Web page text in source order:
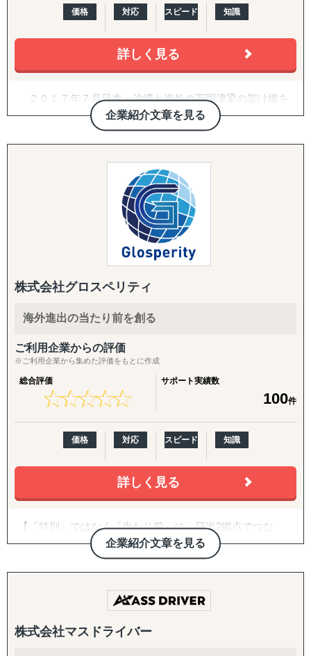
ジア・インドネシア・フィリピン・ラオス
↳ アジア（中華系）：日本・香港・シンガポール・台湾・
韓国
↳ アジア（中東ほか）：ドバイ・サウジアラビア・イン
ド・バングラデシュ・モンゴル
※サポート内容により、対応の可否や得意・不得意な分野
があります。
------------------------------------
◆以下はこれまで当社で実績が多く、特にニーズの高い支
『LocaBrain（ロカブレイン）｜海外進出 現地顧問サービ
↳ AIが出した"答えっぽいもの"を、現地のリアルで答え合
↳ 海外事業を貴社の海外事業担当者として伴走
『LocaForce（ロカフォース）海外販路開拓 現地支援サー
↳ 海外営業支援TEAMによる現地営業の即戦力化
『LocaResearch（ロカリサーチ）海外進出 市場調査サー
↳「どの国で売るか」から「誰に売るか」まで、意思決定
↳ 現地法人・オフショア法人の設立、登記、銀行口座開設
までをワンストップで代行
『ビザスル｜海外ビザ取得サポート』
↳ 就労ビザ・長期滞在ビザなど、進出・移住に必要なビザ
取得を現地連携でサポート
------------------------------------
価格 対応 スピード 知識
詳しく見る
企業紹介文章を見る
２０１７年７月日本・沖縄と海外の万国津梁の架け橋を
目指して、企業の海外展開支援を目的として沖縄・那覇で
設立。アジア・欧州を中心に沖縄県内・沖縄県外企業の海
外進出・国際展開のサポートを実施しています。２０２２
年７月には観光産業の伸びの著しい石垣市に八重山事務所
沖縄をハブに、台湾・中国・香港・ベトナム・タイ・マ
レーシア・シンガポール・インドネシア・オーストラリ
ア・ニュージーランド・イギリス・ドイツ・ブラジル各国
にパートナーエージェントを配置し、アメリカ合衆国・イ
ンドは提携先を設けていますので、現地でも情報収集、視
察等も直接支援可能、幅広く皆様の海外展開とインバウン
ド事業をサポートしております。
株式会社グロスペリティ
海外進出の当たり前を創る
ご利用企業からの評価
※ご利用企業から集めた評価をもとに作成
総合評価
★★★★★
★★★★★
サポート実績数
100件
価格 対応 スピード 知識
詳しく見る
企業紹介文章を見る
【「特別」ではなく「当たり前」に。日米2拠点でつな
ぐ、伴走型の海外進出支援】
株式会社グロスペリティは、**「海外進出の成功を"特
別"ではなく"当たり前"にする」**ことをミッションに掲
げ、日本企業の海外展開を構想段階から実行・継続フェー
岡本社・東京オフィスに加え、米国ロサンゼルスに現地法
株式会社マスドライバー